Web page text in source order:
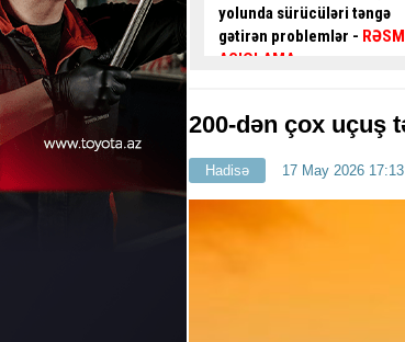
100 manat
- VİDEO
yolunda sürücüləri təngə
gətirən problemlər -
AÇIQLAMA
200-dən çox uçuş
Hadisə 17 May 2026 17:13